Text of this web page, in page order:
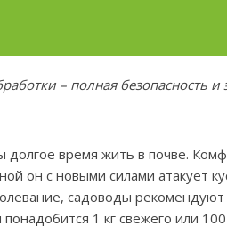
– полная безопасность и
долгое время жить в почве.
он с новыми силами атакует
садоводы рекомендуют
1 кг свежего или